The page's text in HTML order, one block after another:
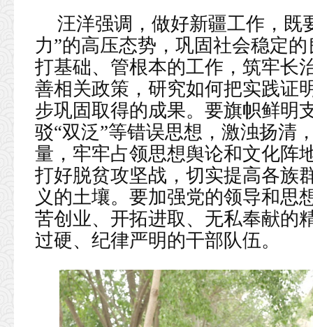
汪洋强调，做好新疆工作，既
力”的高压态势，巩固社会稳定
打基础、管根本的工作，筑牢长
善相关政策，研究如何把实践证
步巩固取得的成果。要旗帜鲜明
驳“双泛”等错误思想，激浊扬清
量，牢牢占领思想舆论和文化阵
打好脱贫攻坚战，切实提高各族
义的土壤。要加强党的领导和思
苦创业、开拓进取、无私奉献的
过硬、纪律严明的干部队伍。